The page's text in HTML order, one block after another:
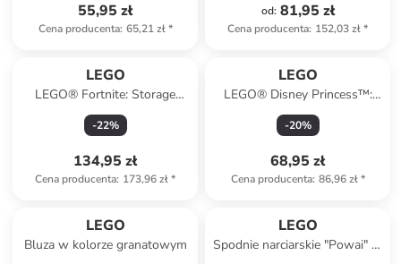
55,95 zł
Cena producenta: 65,21 zł*
od: 81,95 zł
Cena producenta: 152,03 zł*
LEGO
LEGO® Fortnite: Storage
llama - 12+
-22%
134,95 zł
Cena producenta: 173,96 zł*
LEGO
LEGO® Disney Princess™:
Vaiana's Island - 5+
-20%
68,95 zł
Cena producenta: 86,96 zł*
LEGO
Bluza w kolorze granatowym
LEGO
Spodnie narciarskie "Powai" w